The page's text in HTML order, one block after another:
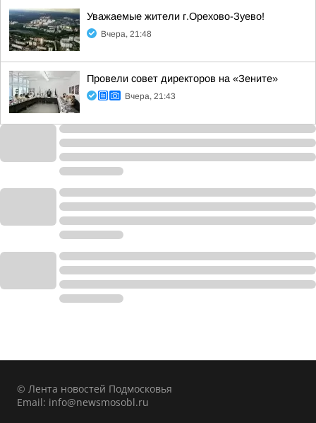
Уважаемые жители г.Орехово-Зуево!
Вчера, 21:48
Провели совет директоров на «Зените»
Вчера, 21:43
© Лента новостей Подмосковья
Email: info@newsmosobl.ru